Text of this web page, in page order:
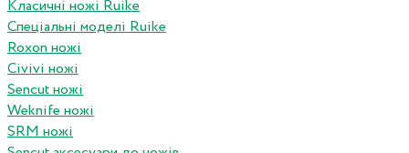
Класичні ножі Ruike
Спеціальні моделі Ruike
Roxon ножi
Civivi ножі
Sencut ножі
Weknife ножі
SRM ножі